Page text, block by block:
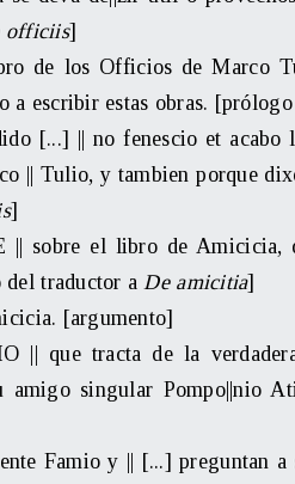
officiis]
de los Officios de Marco
a escribir estas obras.
[...] || no fenescio et
|| Tulio, y tambien porque
]
|| sobre el libro de Amicicia,
del traductor aDe amicitia]
[argumento]
|| que tracta de la
amigo singular Pompo||nio
Famio y || [...] preguntan